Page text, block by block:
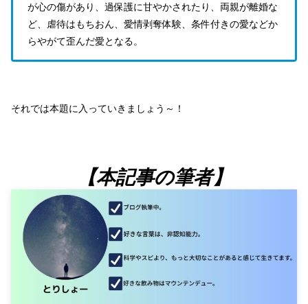
が心の傷があり、過保護に甘やかされたり、両親が離婚な
ど、虐待はもちおん、愛情剥奪体験、条件付きの愛などか
らやがて歪んだ愛となる。
それでは本題に入っていきましょう～！
【本記事の筆者】